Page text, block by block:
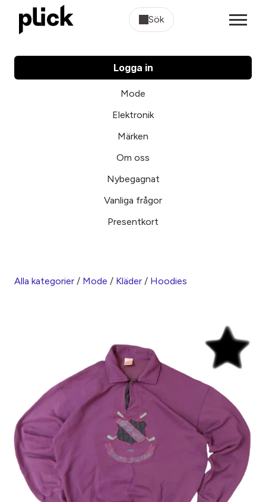
Sök
Logga in
Mode
Elektronik
Märken
Om oss
Nybegagnat
Vanliga frågor
Presentkort
Alla kategorier / Mode / Kläder / Hoodies